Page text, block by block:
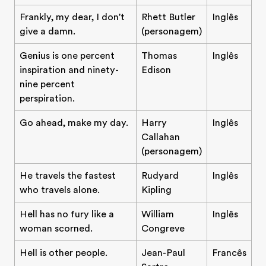
Frankly, my dear, I don't
give a damn.
Rhett Butler
(personagem)
Inglês
Genius is one percent
inspiration and ninety-
nine percent
perspiration.
Thomas
Edison
Inglês
Go ahead, make my day.
Harry
Callahan
(personagem)
Inglês
He travels the fastest
who travels alone.
Rudyard
Kipling
Inglês
Hell has no fury like a
woman scorned.
William
Congreve
Inglês
Hell is other people.
Jean-Paul
Francês